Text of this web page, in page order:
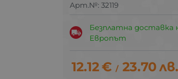
Арт.№: 32119
Безплатна доставка
Европът
12.12€ / 23.70лв.